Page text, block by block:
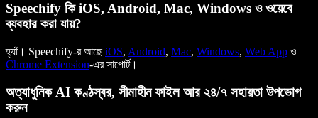
Speechify কি iOS, Android, Mac, Windows ও ওয়েবে
ব্যবহার করা যায়?
হ্যাঁ। Speechify-র আছেiOS, Android, Mac, Windows, Web App ও
Chrome Extension-এর সাপোর্ট।
অত্যাধুনিক AI কণ্ঠস্বর, সীমাহীন ফাইল আর ২৪/৭ সহায়তা উপভোগ
করুন